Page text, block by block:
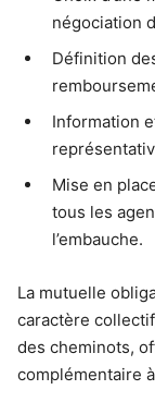
négociation
Définition
Information
Mise en
tous les
l’embauche.
La mutuelle
caractère
des cheminots,
complémentaire